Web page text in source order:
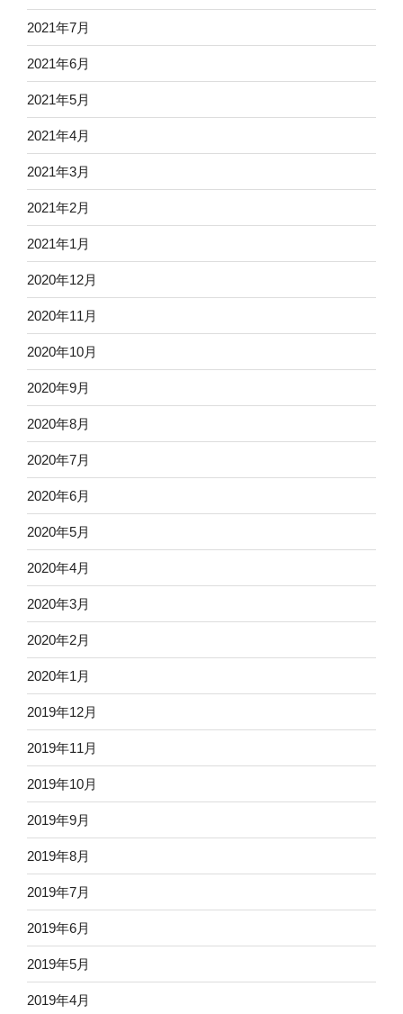
2021年7月
2021年6月
2021年5月
2021年4月
2021年3月
2021年2月
2021年1月
2020年12月
2020年11月
2020年10月
2020年9月
2020年8月
2020年7月
2020年6月
2020年5月
2020年4月
2020年3月
2020年2月
2020年1月
2019年12月
2019年11月
2019年10月
2019年9月
2019年8月
2019年7月
2019年6月
2019年5月
2019年4月